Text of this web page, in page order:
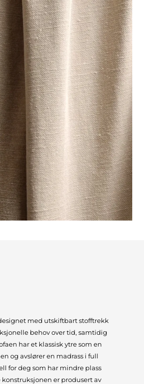
med utskiftbart stofftrekk
behov over tid, samtidig
har et klassisk ytre som en
og avslører en madrass i full
for deg som har mindre plass
er produsert av